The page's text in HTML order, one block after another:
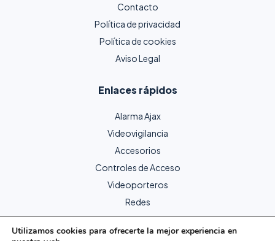
Contacto
Política de privacidad
Política de cookies
Aviso Legal
Enlaces rápidos
Alarma Ajax
Videovigilancia
Accesorios
Controles de Acceso
Videoporteros
Redes
Utilizamos cookies para ofrecerte la mejor experiencia en